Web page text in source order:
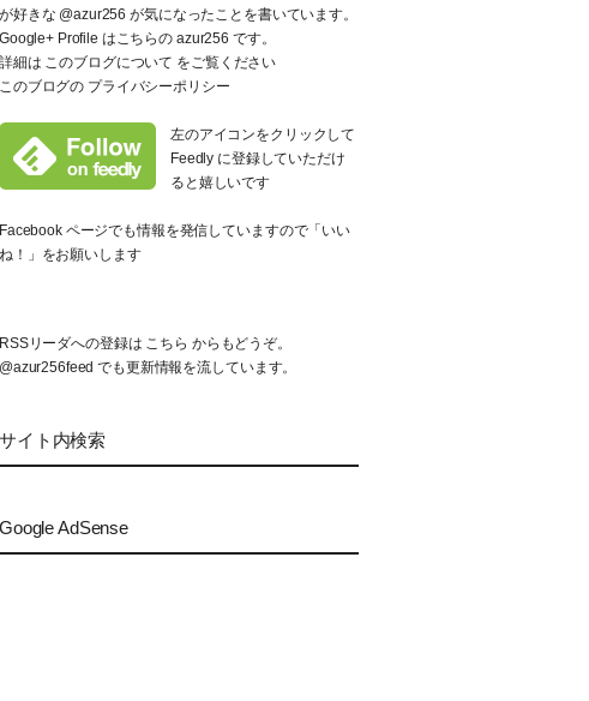
が好きな @azur256 が気になったことを書いています。
Google+ Profile はこちらの azur256 です。
詳細は このブログについて をご覧ください
このブログの プライバシーポリシー
左のアイコンをクリックして
Feedly に登録していただけ
ると嬉しいです
Facebook ページでも情報を発信していますので「いい
ね！」をお願いします
RSSリーダへの登録は こちら からもどうぞ。
@azur256feed でも更新情報を流しています。
サイト内検索
Google AdSense